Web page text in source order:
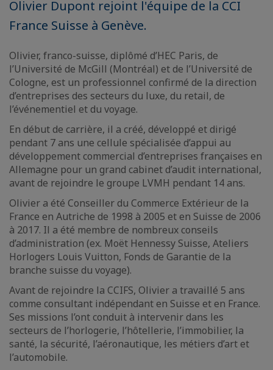
Olivier Dupont rejoint l'équipe de la CCI
France Suisse à Genève.
Olivier, franco-suisse, diplômé d’HEC Paris, de
l’Université de McGill (Montréal) et de l’Université de
Cologne, est un professionnel confirmé de la direction
d’entreprises des secteurs du luxe, du retail, de
l’événementiel et du voyage.
En début de carrière, il a créé, développé et dirigé
pendant 7 ans une cellule spécialisée d’appui au
développement commercial d’entreprises françaises en
Allemagne pour un grand cabinet d’audit international,
avant de rejoindre le groupe LVMH pendant 14 ans.
Olivier a été Conseiller du Commerce Extérieur de la
France en Autriche de 1998 à 2005 et en Suisse de 2006
à 2017. Il a été membre de nombreux conseils
d’administration (ex. Moët Hennessy Suisse, Ateliers
Horlogers Louis Vuitton, Fonds de Garantie de la
branche suisse du voyage).
Avant de rejoindre la CCIFS, Olivier a travaillé 5 ans
comme consultant indépendant en Suisse et en France.
Ses missions l’ont conduit à intervenir dans les
secteurs de l’horlogerie, l’hôtellerie, l’immobilier, la
santé, la sécurité, l’aéronautique, les métiers d’art et
l’automobile.